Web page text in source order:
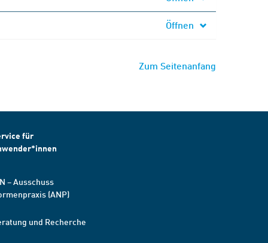
Öffnen
Zum Seitenanfang
für
– Ausschuss
(ANP)
und Recherche